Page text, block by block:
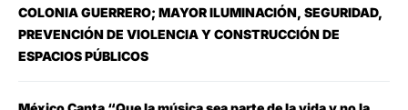
COLONIA GUERRERO; MAYOR ILUMINACIÓN, SEGURIDAD,
PREVENCIÓN DE VIOLENCIA Y CONSTRUCCIÓN DE
ESPACIOS PÚBLICOS